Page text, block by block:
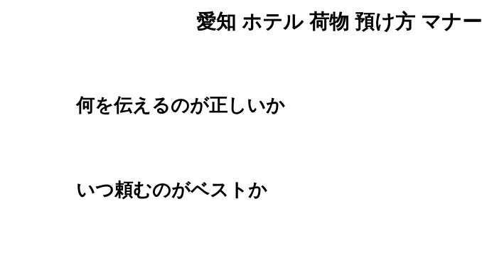
愛知 ホテル 荷物 預け方 マナー
何を伝えるのが正しいか
いつ頼むのがベストか